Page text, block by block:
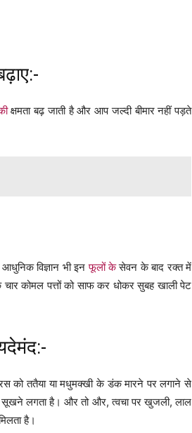
क्षमता बढ़ जाती है और आप जल्दी बीमार नहीं पड़ते
आधुनिक विज्ञान भी इनफूलों केसेवन के बाद रक्त में
कोमल पत्तों को साफ कर धोकर सुबह खाली पेट
को ततैया या मधुमक्खी के डंक मारने पर लगाने से
सूखने लगता है। और तो और, त्वचा पर खुजली, लाल
है।